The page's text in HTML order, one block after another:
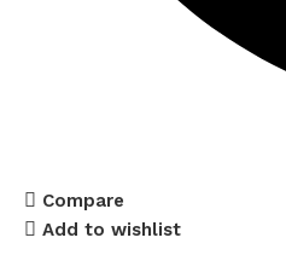
Compare
Add to wishlist